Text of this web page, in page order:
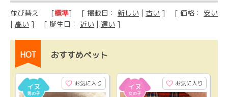
並び替え [標準] [ 掲載日： 新しい | 古い ] [ 価格： 安い
| 高い ] [ 誕生日： 近い | 遠い ]
HOT おすすめペット
お気に入り お気に入り